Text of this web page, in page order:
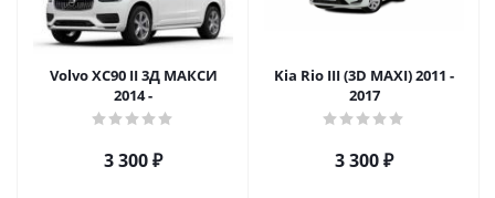
Volvo XC90 II 3Д МАКСИ
2014 -
3 300₽
Kia Rio III (3D MAXI) 2011 -
2017
3 300₽